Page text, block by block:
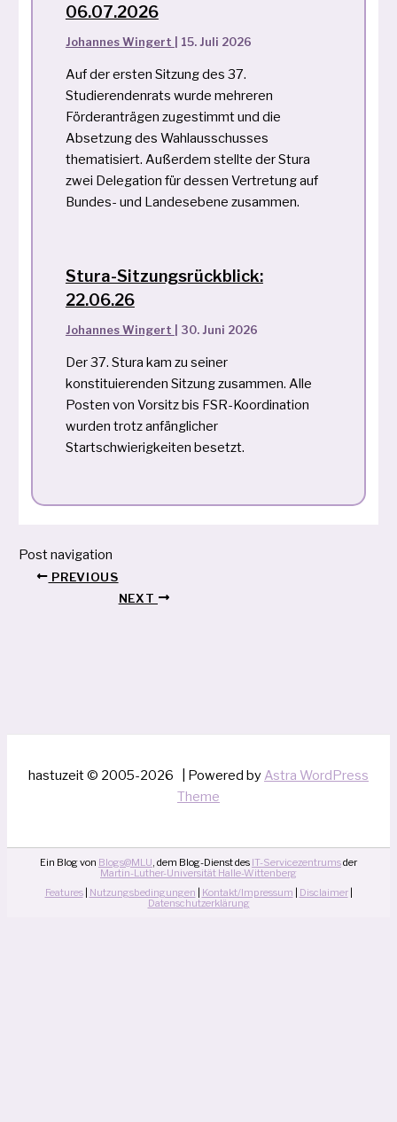
06.07.2026
Johannes Wingert 15. Juli 2026
Auf der ersten Sitzung des 37.
Studierendenrats wurde mehreren
Förderanträgen zugestimmt und die
Absetzung des Wahlausschusses
thematisiert. Außerdem stellte der Stura
zwei Delegation für dessen Vertretung auf
Bundes- und Landesebene zusammen.
Stura-Sitzungsrückblick:
22.06.26
Johannes Wingert 30. Juni 2026
Der 37. Stura kam zu seiner
konstituierenden Sitzung zusammen. Alle
Posten von Vorsitz bis FSR-Koordination
wurden trotz anfänglicher
Startschwierigkeiten besetzt.
Post navigation
PREVIOUS
NEXT
hastuzeit © 2005-2026 | Powered by Astra WordPress
Theme
Ein Blog von Blogs@MLU, dem Blog-Dienst des IT-Servicezentrumsder
Martin-Luther-Universität Halle-Wittenberg
Features| Nutzungsbedingungen Kontakt/Impressum Disclaimer|
Datenschutzerklärung